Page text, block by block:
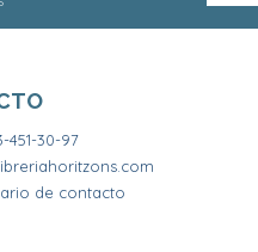
451-30-97
de contacto